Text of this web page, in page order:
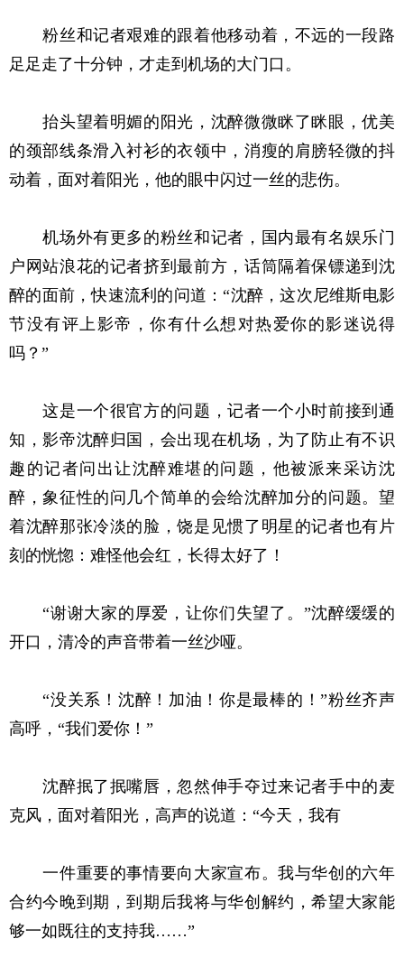
粉丝和记者艰难的跟着他移动着，不远的一段路
足足走了十分钟，才走到机场的大门口。
抬头望着明媚的阳光，沈醉微微眯了眯眼，优美
的颈部线条滑入衬衫的衣领中，消瘦的肩膀轻微的抖
动着，面对着阳光，他的眼中闪过一丝的悲伤。
机场外有更多的粉丝和记者，国内最有名娱乐门
户网站浪花的记者挤到最前方，话筒隔着保镖递到沈
醉的面前，快速流利的问道：“沈醉，这次尼维斯电影
节没有评上影帝，你有什么想对热爱你的影迷说得
吗？”
这是一个很官方的问题，记者一个小时前接到通
知，影帝沈醉归国，会出现在机场，为了防止有不识
趣的记者问出让沈醉难堪的问题，他被派来采访沈
醉，象征性的问几个简单的会给沈醉加分的问题。望
着沈醉那张冷淡的脸，饶是见惯了明星的记者也有片
刻的恍惚：难怪他会红，长得太好了！
“谢谢大家的厚爱，让你们失望了。”沈醉缓缓的
开口，清冷的声音带着一丝沙哑。
“没关系！沈醉！加油！你是最棒的！”粉丝齐声
高呼，“我们爱你！”
沈醉抿了抿嘴唇，忽然伸手夺过来记者手中的麦
克风，面对着阳光，高声的说道：“今天，我有
一件重要的事情要向大家宣布。我与华创的六年
合约今晚到期，到期后我将与华创解约，希望大家能
够一如既往的支持我……”